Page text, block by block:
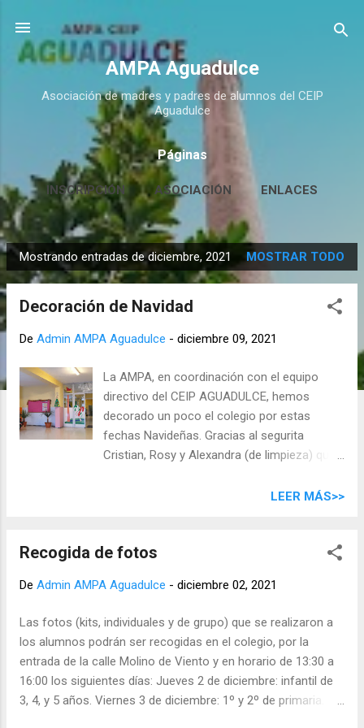
Ir al contenido principal
AMPA Aguadulce
Asociación de madres y padres de alumnos del CEIP
Aguadulce
Páginas
INSCRIPCIÓN ASOCIACIÓN ENLACES
CONTACTO MÁS… HUERTO ESCOLAR
E
n
Mostrando entradas de diciembre, 2021 MOSTRAR TODO
Decoración de Navidad
De Admin AMPA Aguadulce - diciembre 09, 2021
La AMPA, en coordinación con el equipo
directivo del CEIP AGUADULCE, hemos
decorado un poco el colegio por estas
fechas Navideñas. Gracias al segurita
Cristian, Rosy y Alexandra (de limpieza) que
familias (6 personas permitidas) que
no sería posible sacar cada proyecto, son
alegría en cada niño es la mayor
gracias por su tiempo e implicación.
Seguiremos en el camino para lo que
necesiten y cuenten con nuestro apoyo, no
duden en preguntarnos.
LEER MÁS>>
Recogida de fotos
De Admin AMPA Aguadulce - diciembre 02, 2021
Las fotos (kits, individuales y de grupo) que se realizaron a
los alumnos podrán ser recogidas en el colegio, por la
entrada de la calle Molino de Viento y en horario de 13:30 a
16:00 los siguientes días: Jueves 2 de diciembre: infantil de
3, 4, y 5 años. Viernes 3 de diciembre: 1º y 2º de primaria.